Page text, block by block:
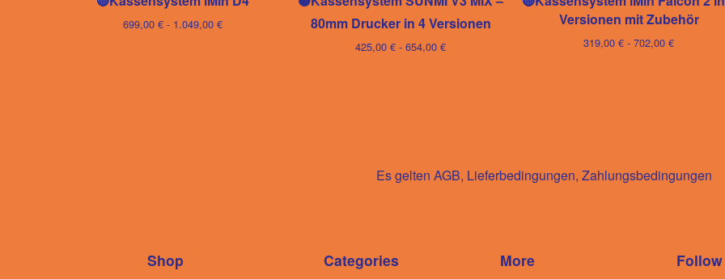
699,00 €- 1.049,00 €
80mm Drucker in 4 Versionen
425,00 € - 654,00 €
Versionen mit Zubehör
319,00 € - 702,00 €
Es gelten AGB, Lieferbedingungen, Zahlungsbedingungen
Shop Categories More